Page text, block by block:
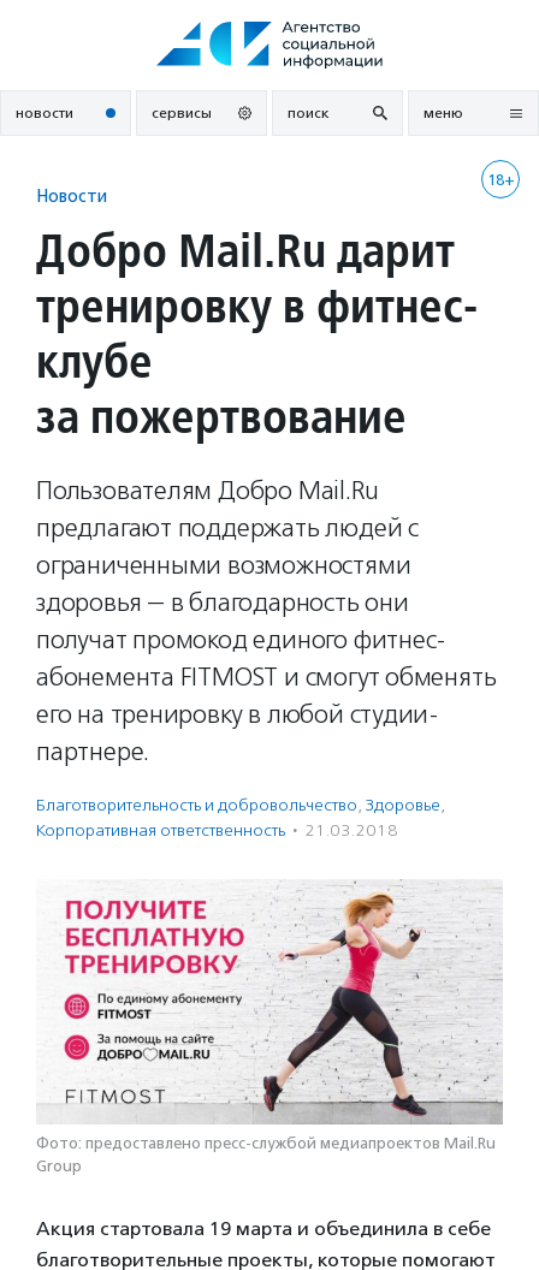
новости сервисы поиск меню
18+
Новости
Добро Mail.Ru дарит
тренировку в фитнес-
клубе
за пожертвование
Пользователям Добро Mail.Ru
предлагают поддержать людей с
ограниченными возможностями
здоровья — в благодарность они
получат промокод единого фитнес-
абонемента FITMOST и смогут обменять
его на тренировку в любой студии-
партнере.
Благотвори­тель­ность и доброволь­чест­во, Здоровье,
Корпоративная ответственность · 21.03.2018
Фото: предоставлено пресс-службой медиапроектов Mail.Ru
Group
Акция стартовала 19 марта и объединила в себе
благотворительные проекты, которые помогают